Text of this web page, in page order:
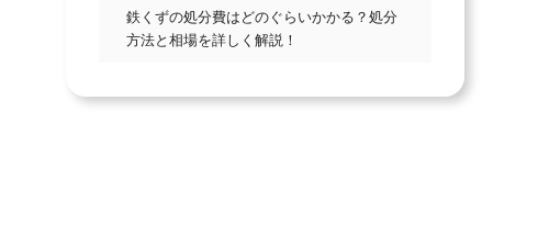
鉄くずの処分費はどのぐらいかかる？処分
方法と相場を詳しく解説！